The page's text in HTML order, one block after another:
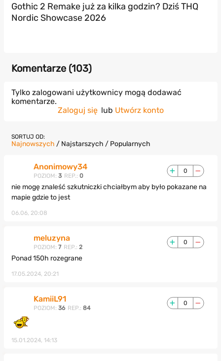
Gothic 2 Remake już za kilka godzin? Dziś THQ
Nordic Showcase 2026
Komentarze (103)
Tylko zalogowani użytkownicy mogą dodawać
komentarze.
Zaloguj się lub Utwórz konto
SORTUJ OD:
Najnowszych / Najstarszych / Popularnych
Anonimowy34
POZIOM: 3 REP.: 0
0
nie mogę znaleść szkutniczki chciałbym aby było pokazane na
mapie gdzie to jest
06.06, 20:08
meluzyna
POZIOM: 7 REP.: 2
0
Ponad 150h rozegrane
17.05.2024, 20:21
KamiiL91
POZIOM: 36 REP.: 84
0
15.01.2024, 14:13